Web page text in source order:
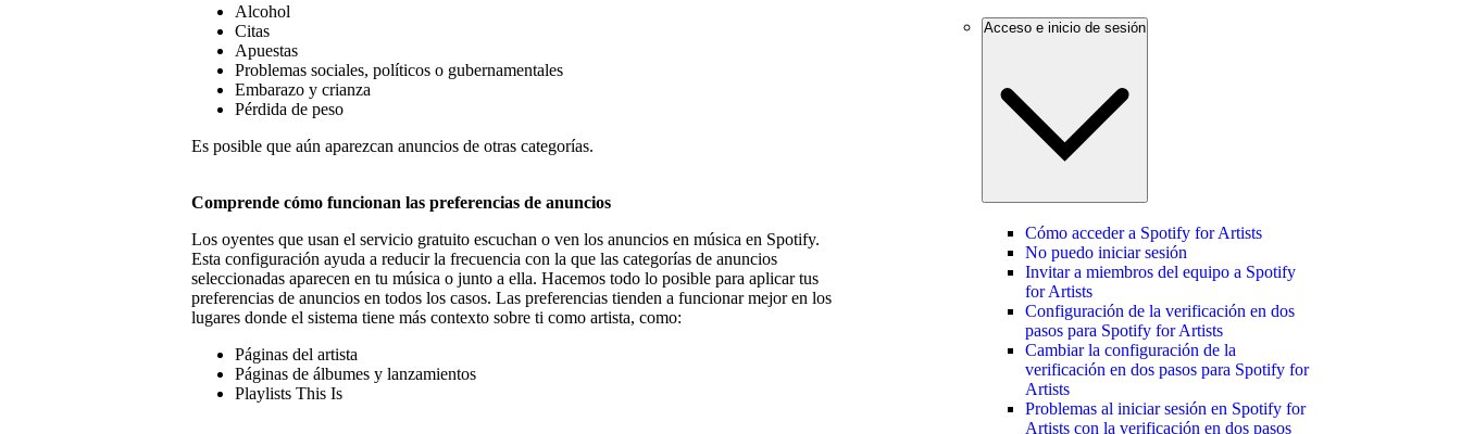
Alcohol
Citas
Apuestas
Problemas sociales, políticos o gubernamentales
Embarazo y crianza
Pérdida de peso
Es posible que aún aparezcan anuncios de otras categorías.
Comprende cómo funcionan las preferencias de anuncios
Los oyentes que usan el servicio gratuito escuchan o ven los anuncios en música en Spotify.
Esta configuración ayuda a reducir la frecuencia con la que las categorías de anuncios
seleccionadas aparecen en tu música o junto a ella. Hacemos todo lo posible para aplicar tus
preferencias de anuncios en todos los casos. Las preferencias tienden a funcionar mejor en los
lugares donde el sistema tiene más contexto sobre ti como artista, como:
Páginas del artista
Páginas de álbumes y lanzamientos
Playlists This Is
Acceso e inicio de sesión
Cómo acceder a Spotify for Artists
No puedo iniciar sesión
Invitar a miembros del equipo a Spotify
for Artists
Configuración de la verificación en dos
pasos para Spotify for Artists
Cambiar la configuración de la
verificación en dos pasos para Spotify for
Artists
Problemas al iniciar sesión en Spotify for
Artists con la verificación en dos pasos